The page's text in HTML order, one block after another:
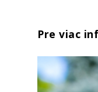
Pre viac